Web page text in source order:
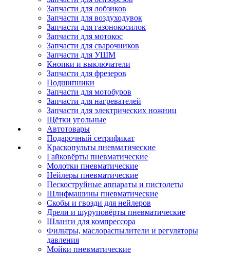
Запчасти для лобзиков
Запчасти для воздуходувок
Запчасти для газонокосилок
Запчасти для мотокос
Запчасти для сварочников
Запчасти для УШМ
Кнопки и выключатели
Запчасти для фрезеров
Подшипники
Запчасти для мотобуров
Запчасти для нагревателей
Запчасти для электрических ножниц
Щётки угольные
Автотовары
Подарочный сетрификат
Краскопульты пневматические
Гайковёрты пневматические
Молотки пневматические
Нейлеры пневматические
Пескоструйные аппараты и пистолеты
Шлифмашины пневматические
Скобы и гвозди для нейлеров
Дрели и шуруповёрты пневматические
Шланги для компрессора
Фильтры, маслораспылители и регуляторы
давления
Мойки пневматические